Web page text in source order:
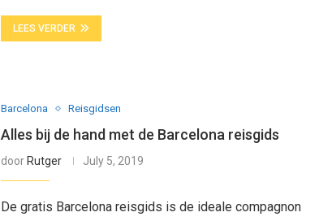
LEES VERDER
Barcelona Reisgidsen
Alles bij de hand met de Barcelona reisgids
door Rutger July 5, 2019
De gratis Barcelona reisgids is de ideale compagnon